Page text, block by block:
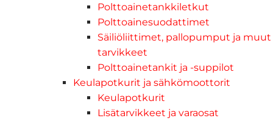
Polttoainetankkiletkut
Polttoainesuodattimet
Säiliöliittimet, pallopumput ja muut
tarvikkeet
Polttoainetankit ja -suppilot
Keulapotkurit ja sähkömoottorit
Keulapotkurit
Lisätarvikkeet ja varaosat